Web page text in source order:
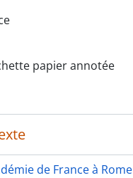
papier annotée
de France à Rome